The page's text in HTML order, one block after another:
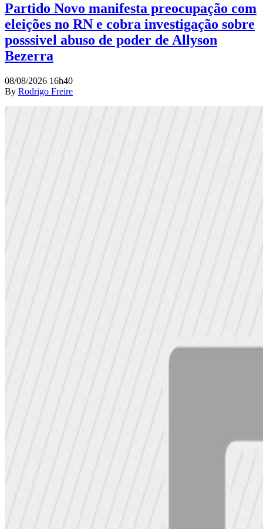
Partido Novo manifesta preocupação com
eleições no RN e cobra investigação sobre
posssivel abuso de poder de Allyson
Bezerra
08/08/2026 16h40
By Rodrigo Freire